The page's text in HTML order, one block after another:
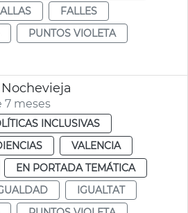
FALLES
PUNTOS VIOLETA
7 meses
INCLUSIVAS
VALENCIA
EN PORTADA TEMÁTICA
IGUALTAT